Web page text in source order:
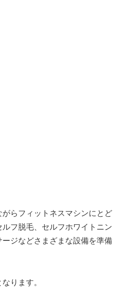
らフィットネスマシンにとど
フ脱毛、セルフホワイトニン
ジなどさまざまな設備を準備
ります。